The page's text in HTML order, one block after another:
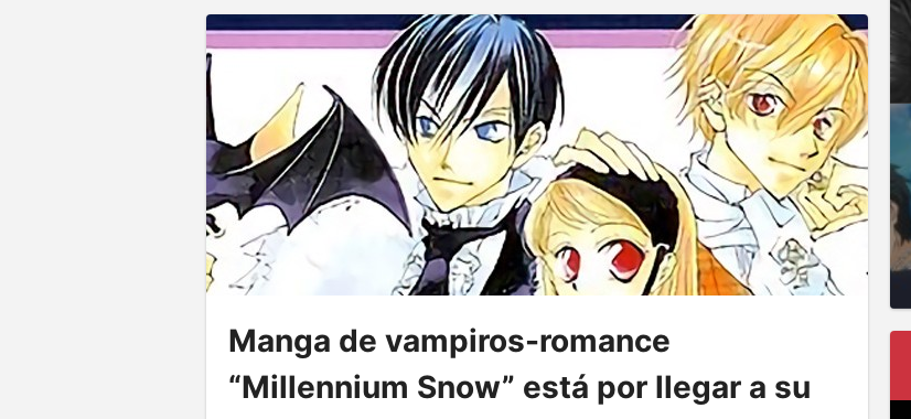
Manga de vampiros-romance
“Millennium Snow” está por llegar a su